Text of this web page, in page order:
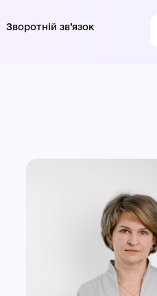
Зворотній зв’язок